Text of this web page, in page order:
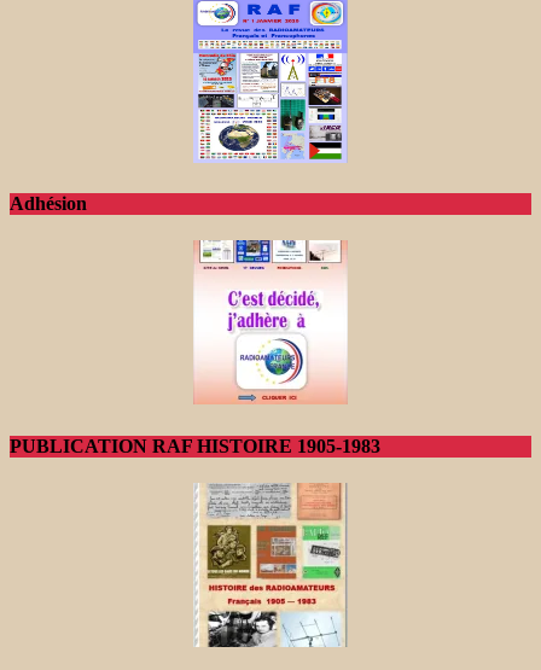
Adhésion
PUBLICATION RAF HISTOIRE 1905-1983